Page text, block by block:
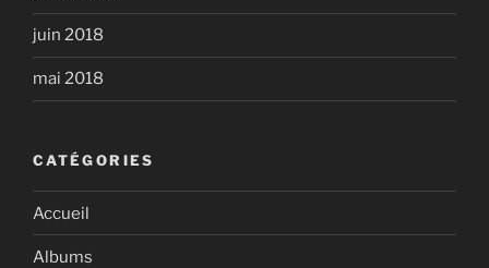
juin 2018
mai 2018
CATÉGORIES
Accueil
Albums